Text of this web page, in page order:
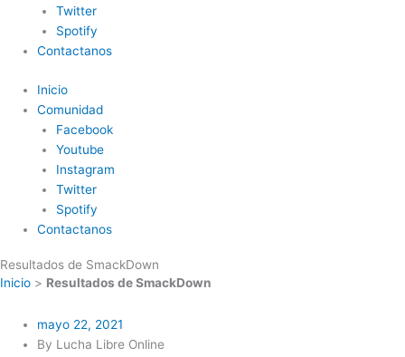
Twitter
Spotify
Contactanos
Inicio
Comunidad
Facebook
Youtube
Instagram
Twitter
Spotify
Contactanos
Resultados de SmackDown
Inicio > Resultados de SmackDown
mayo 22, 2021
By Lucha Libre Online